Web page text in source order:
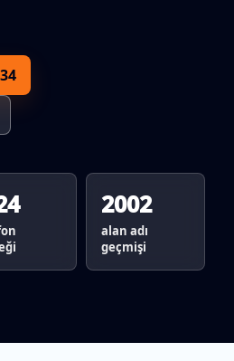
2002
alan adı
geçmişi